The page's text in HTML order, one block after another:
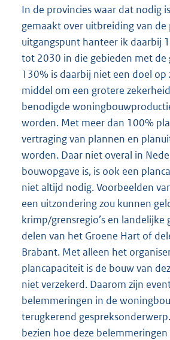
In de provincies waar dat nodig
gemaakt over uitbreiding van de
uitgangspunt hanteer ik daarbij
tot 2030 in die gebieden met de
130% is daarbij niet een doel op
middel om een grotere
benodigde
worden. Met meer dan 100%
vertraging van plannen en
worden. Daar niet overal in
bouwopgave is, is ook een
niet altijd nodig. Voorbeelden
een uitzondering zou kunnen
krimp/grensregio’s en landelijke
delen van het Groene Hart of
Brabant. Met alleen het
plancapaciteit is de bouw van
niet verzekerd. Daarom zijn
belemmeringen in de
terugkerend
bezien hoe deze